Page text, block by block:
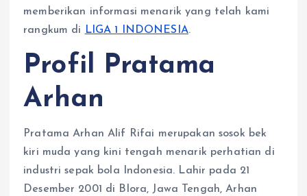
memberikan informasi menarik yang telah kami
rangkum di
LIGA 1 INDONESIA.
Profil Pratama
Arhan
Pratama Arhan Alif Rifai merupakan sosok bek
kiri muda yang kini tengah menarik perhatian di
industri sepak bola Indonesia. Lahir pada 21
Desember 2001 di Blora, Jawa Tengah, Arhan